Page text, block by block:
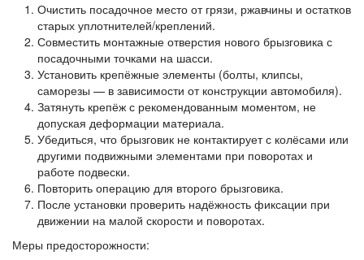
Очистить посадочное место от грязи, ржавчины и остатков
старых уплотнителей/креплений.
Совместить монтажные отверстия нового брызговика с
посадочными точками на шасси.
Установить крепёжные элементы (болты, клипсы,
саморезы — в зависимости от конструкции автомобиля).
Затянуть крепёж с рекомендованным моментом, не
допуская деформации материала.
Убедиться, что брызговик не контактирует с колёсами или
другими подвижными элементами при поворотах и
работе подвески.
Повторить операцию для второго брызговика.
После установки проверить надёжность фиксации при
движении на малой скорости и поворотах.
Меры предосторожности: